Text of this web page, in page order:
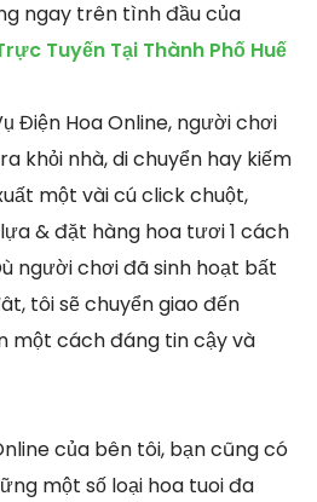
ngay trên tình đầu của
Tuyến Tại Thành Phố Huế
Điện Hoa Online, người chơi
khỏi nhà, di chuyển hay kiếm
một vài cú click chuột,
& đặt hàng hoa tươi 1 cách
người chơi đã sinh hoạt bất
tôi sẽ chuyển giao đến
một cách đáng tin cậy và
của bên tôi, bạn cũng có
một số loại hoa tuoi đa